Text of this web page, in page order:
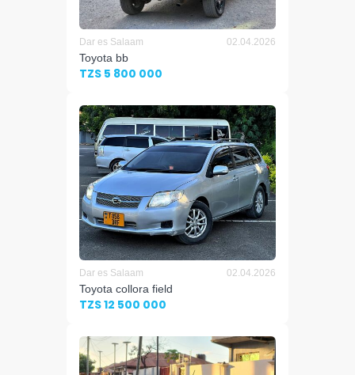
Dar es Salaam 02.04.2026
Toyota bb
TZS 5 800 000
Dar es Salaam 02.04.2026
Toyota collora field
TZS 12 500 000